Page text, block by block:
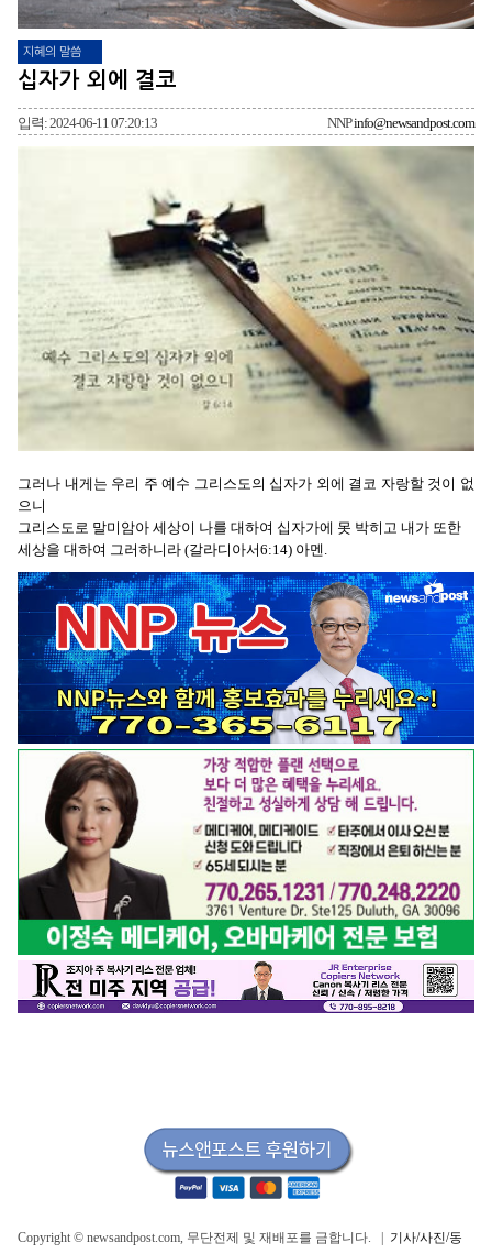
지혜의 말씀
십자가 외에 결코
입력: 2024-06-11 07:20:13 NNPinfo@newsandpost.com
그러나 내게는 우리 주 예수 그리스도의 십자가 외에 결코 자랑할 것이 없
으니
그리스도로 말미암아 세상이 나를 대하여 십자가에 못 박히고 내가 또한
세상을 대하여 그러하니라 (갈라디아서6:14) 아멘.
Copyright © newsandpost.com, 무단전제 및 재배포를 금합니다. | 기사/사진/동